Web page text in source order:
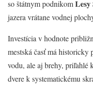
so štátnym podnikomLesy
jazera vrátane vodnej
Investícia v hodnote
mestská časť má
vodu, ale aj brehy, priľahlé
dvere k systematickému